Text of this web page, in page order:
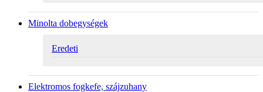
Minolta dobegységek
Eredeti
Elektromos fogkefe, szájzuhany